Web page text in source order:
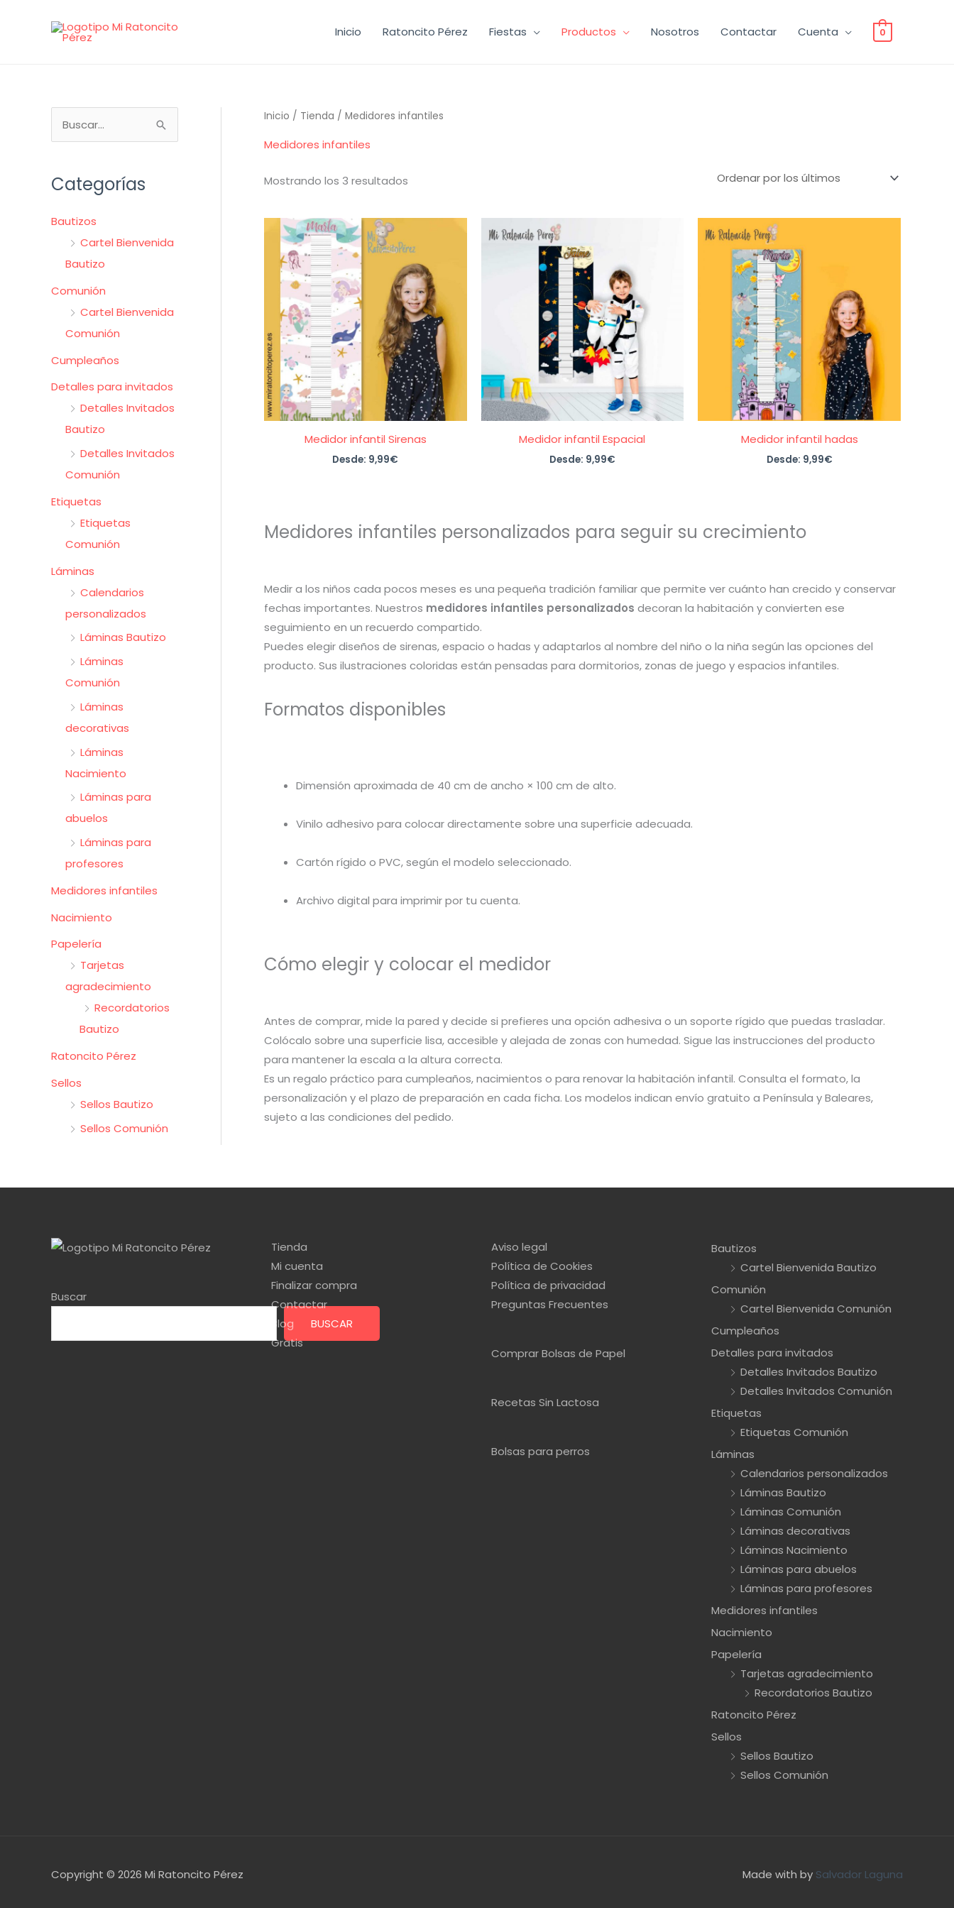
Inicio Ratoncito Pérez Fiestas Productos Nosotros Contactar Cuenta 0
u
c
r
r
Categorías
Bautizos
Cartel Bienvenida
Bautizo
Comunión
Cartel Bienvenida
Comunión
Cumpleaños
Detalles para invitados
Detalles Invitados
Bautizo
Detalles Invitados
Comunión
Etiquetas
Etiquetas
Comunión
Láminas
Calendarios
personalizados
Láminas Bautizo
Láminas
Comunión
Láminas
decorativas
Láminas
Nacimiento
Láminas para
abuelos
Láminas para
profesores
Medidores infantiles
Nacimiento
Papelería
Tarjetas
agradecimiento
Recordatorios
Bautizo
Ratoncito Pérez
Sellos
Sellos Bautizo
Sellos Comunión
Inicio / Tienda / Medidores infantiles
Medidores infantiles
Mostrando los 3 resultados
Medidor infantil Sirenas
Desde: 9,99€
Medidor infantil Espacial
Desde: 9,99€
Medidor infantil hadas
Desde: 9,99€
Medidores infantiles personalizados para seguir su crecimiento
Medir a los niños cada pocos meses es una pequeña tradición familiar que permite ver cuánto han crecido y conservar
fechas importantes. Nuestros medidores infantiles personalizados decoran la habitación y convierten ese
seguimiento en un recuerdo compartido.
Puedes elegir diseños de sirenas, espacio o hadas y adaptarlos al nombre del niño o la niña según las opciones del
producto. Sus ilustraciones coloridas están pensadas para dormitorios, zonas de juego y espacios infantiles.
Formatos disponibles
Dimensión aproximada de 40 cm de ancho × 100 cm de alto.
Vinilo adhesivo para colocar directamente sobre una superficie adecuada.
Cartón rígido o PVC, según el modelo seleccionado.
Archivo digital para imprimir por tu cuenta.
Cómo elegir y colocar el medidor
Antes de comprar, mide la pared y decide si prefieres una opción adhesiva o un soporte rígido que puedas trasladar.
Colócalo sobre una superficie lisa, accesible y alejada de zonas con humedad. Sigue las instrucciones del producto
para mantener la escala a la altura correcta.
Es un regalo práctico para cumpleaños, nacimientos o para renovar la habitación infantil. Consulta el formato, la
personalización y el plazo de preparación en cada ficha. Los modelos indican envío gratuito a Península y Baleares,
sujeto a las condiciones del pedido.
Buscar
BUSCAR
Tienda
Mi cuenta
Finalizar compra
Contactar
Blog
Gratis
Aviso legal
Política de Cookies
Política de privacidad
Preguntas Frecuentes
Comprar Bolsas de Papel
Recetas Sin Lactosa
Bolsas para perros
Bautizos
Cartel Bienvenida Bautizo
Comunión
Cartel Bienvenida Comunión
Cumpleaños
Detalles para invitados
Detalles Invitados Bautizo
Detalles Invitados Comunión
Etiquetas
Etiquetas Comunión
Láminas
Calendarios personalizados
Láminas Bautizo
Láminas Comunión
Láminas decorativas
Láminas Nacimiento
Láminas para abuelos
Láminas para profesores
Medidores infantiles
Nacimiento
Papelería
Tarjetas agradecimiento
Recordatorios Bautizo
Ratoncito Pérez
Sellos
Sellos Bautizo
Sellos Comunión
Copyright © 2026 Mi Ratoncito Pérez Made with by Salvador Laguna